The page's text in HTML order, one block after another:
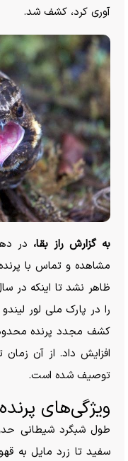
آوری کرد، کشف شد.
به گزارش راز بقا، در
مشاهده و تماس با
را در پارک ملی لور
افزایش داد. از آن
توصیف شده است.
ویژگی‌های
سفید تا زرد مایل به